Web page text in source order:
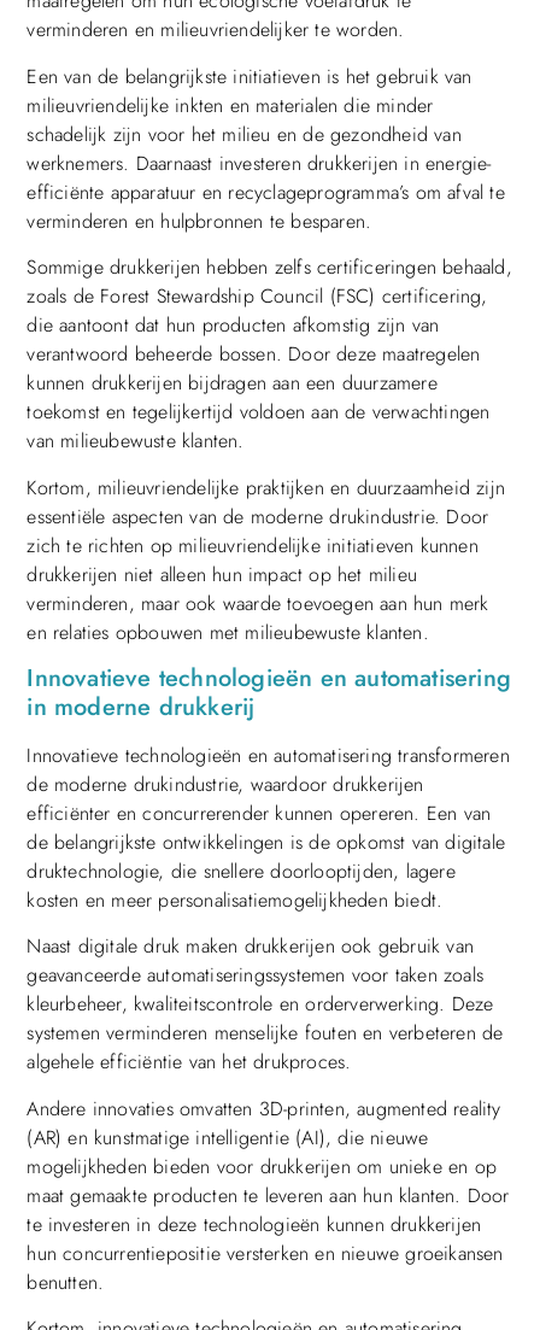
verminderen en milieuvriendelijker te worden.
Een van de belangrijkste initiatieven is het gebruik van
milieuvriendelijke inkten en materialen die minder
schadelijk zijn voor het milieu en de gezondheid van
werknemers. Daarnaast investeren drukkerijen in energie-
efficiënte apparatuur en recyclageprogramma’s om afval te
verminderen en hulpbronnen te besparen.
Sommige drukkerijen hebben zelfs certificeringen behaald,
zoals de Forest Stewardship Council (FSC) certificering,
die aantoont dat hun producten afkomstig zijn van
verantwoord beheerde bossen. Door deze maatregelen
kunnen drukkerijen bijdragen aan een duurzamere
toekomst en tegelijkertijd voldoen aan de verwachtingen
van milieubewuste klanten.
Kortom, milieuvriendelijke praktijken en duurzaamheid zijn
essentiële aspecten van de moderne drukindustrie. Door
zich te richten op milieuvriendelijke initiatieven kunnen
drukkerijen niet alleen hun impact op het milieu
verminderen, maar ook waarde toevoegen aan hun merk
en relaties opbouwen met milieubewuste klanten.
Innovatieve technologieën en automatisering
in moderne drukkerij
Innovatieve technologieën en automatisering transformeren
de moderne drukindustrie, waardoor drukkerijen
efficiënter en concurrerender kunnen opereren. Een van
de belangrijkste ontwikkelingen is de opkomst van digitale
druktechnologie, die snellere doorlooptijden, lagere
kosten en meer personalisatiemogelijkheden biedt.
Naast digitale druk maken drukkerijen ook gebruik van
geavanceerde automatiseringssystemen voor taken zoals
kleurbeheer, kwaliteitscontrole en orderverwerking. Deze
systemen verminderen menselijke fouten en verbeteren de
algehele efficiëntie van het drukproces.
Andere innovaties omvatten 3D-printen, augmented reality
(AR) en kunstmatige intelligentie (AI), die nieuwe
mogelijkheden bieden voor drukkerijen om unieke en op
maat gemaakte producten te leveren aan hun klanten. Door
te investeren in deze technologieën kunnen drukkerijen
hun concurrentiepositie versterken en nieuwe groeikansen
benutten.